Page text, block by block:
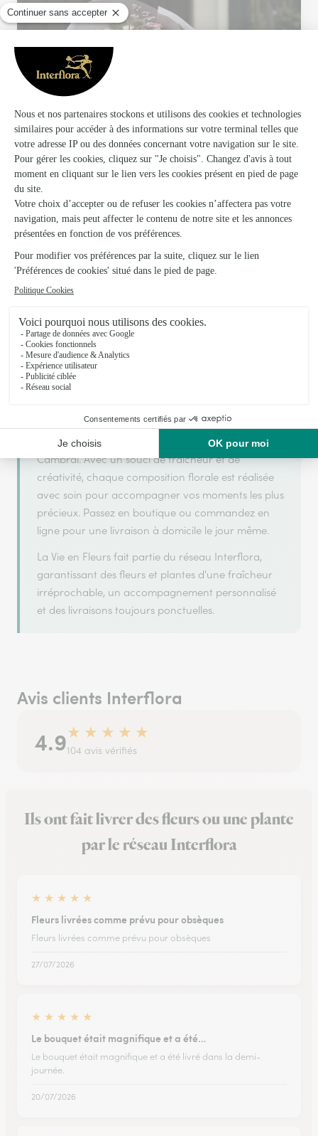
La Vie en Fleurs s'appuie sur son partenariat avec
Interflora, réseau de transmission florale de
référence, pour vous garantir un service de qualité.
La Vie en Fleurs est un fleuriste artisan situé à
Cambrai. Avec un souci de fraîcheur et de
créativité, chaque composition florale est réalisée
avec soin pour accompagner vos moments les plus
précieux. Passez en boutique ou commandez en
ligne pour une livraison à domicile le jour même.
La Vie en Fleurs fait partie du réseau Interflora,
garantissant des fleurs et plantes d'une fraîcheur
irréprochable, un accompagnement personnalisé
et des livraisons toujours ponctuelles.
Avis clients Interflora
4.9★ ★ ★ ★ ★
104 avis vérifiés
Ils ont fait livrer des fleurs ou une plante
par le réseau Interflora
★ ★ ★ ★ ★
Fleurs livrées comme prévu pour obsèques
Fleurs livrées comme prévu pour obsèques
27/07/2026
★ ★ ★ ★ ★
Le bouquet était magnifique et a été…
Le bouquet était magnifique et a été livré dans la demi-
journée.
20/07/2026